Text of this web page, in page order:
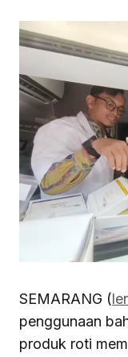
SEMARANG (
penggunaan
produk roti